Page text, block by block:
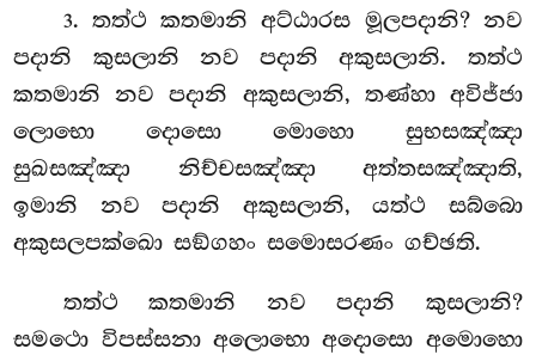
3. තත්ථ කතමානි අට්ඨාරස මූලපදානි? නව
පදානි කුසලානි නව පදානි අකුසලානි. තත්ථ
කතමානි නව පදානි අකුසලානි, තණ්හා අවිජ්ජා
ලොභො දොසො මොහො සුභසඤ්ඤා
සුඛසඤ්ඤා නිච්චසඤ්ඤා අත්තසඤ්ඤාති,
ඉමානි නව පදානි අකුසලානි, යත්ථ සබ්බො
අකුසලපක්ඛො සඞ්ගහං සමොසරණං ගච්ඡති.
තත්ථ කතමානි නව පදානි කුසලානි?
සමථො විපස්සනා අලොභො අදොසො අමොහො